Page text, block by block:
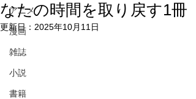
アニメ
漫画
雑誌
小説
書籍
なたの時間を取り戻す1冊
更新日： 2025年10月11日